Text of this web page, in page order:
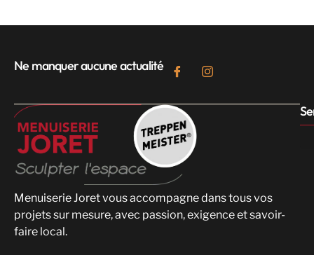
Ne manquer aucune actualité
Menuiserie Joret vous accompagne dans tous vos
projets sur mesure, avec passion, exigence et savoir-
faire local.